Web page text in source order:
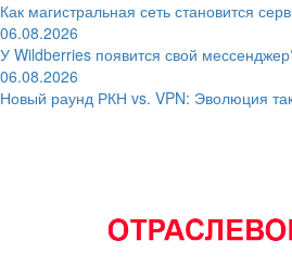
Как магистральная сеть становится
06.08.2026
У Wildberries появится свой
06.08.2026
Новый раунд РКН vs. VPN: Эволюция